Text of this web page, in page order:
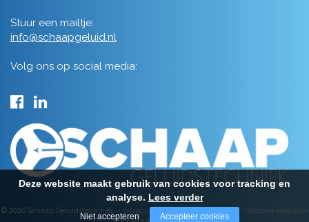
Stuur een mailtje:
info@schaapgeluid.nl
Volg ons op social media:
© 2026 Schaap Geluidstechniek - privacy - algemene voorwaarden- Website realisatie
Deze website maakt gebruik van cookies voor tracking en
analyse. Lees verder
Niet accepteren Accepteer cookies